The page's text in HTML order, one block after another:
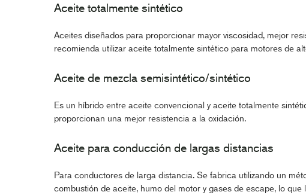
Aceite totalmente sintético
Aceites diseñados para proporcionar mayor viscosidad, mejor
recomienda utilizar aceite totalmente sintético para motores de
Aceite de mezcla semisintético/sintético
Es un híbrido entre aceite convencional y aceite totalmente
proporcionan una mejor resistencia a la oxidación.
Aceite para conducción de largas distancias
Para conductores de larga distancia. Se fabrica utilizando un
combustión de aceite, humo del motor y gases de escape, lo